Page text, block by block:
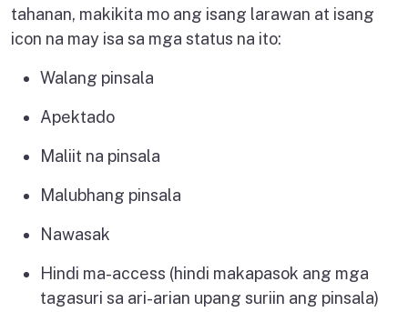
tahanan, makikita mo ang isang larawan at isang
icon na may isa sa mga status na ito:
Walang pinsala
Apektado
Maliit na pinsala
Malubhang pinsala
Nawasak
Hindi ma-access (hindi makapasok ang mga
tagasuri sa ari-arian upang suriin ang pinsala)